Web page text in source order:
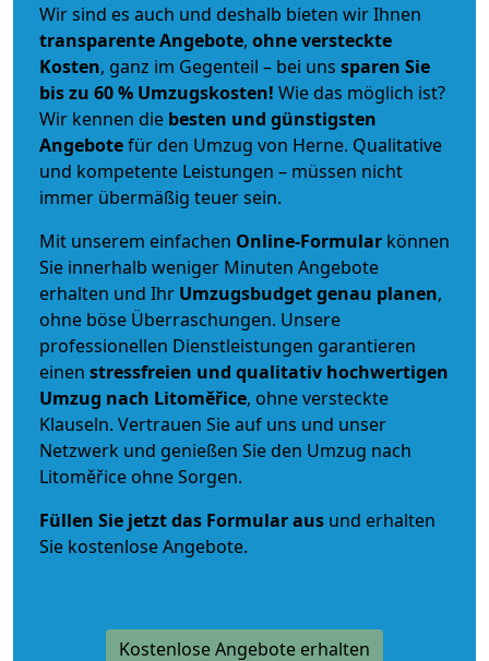
Wir sind es auch und deshalb bieten wir Ihnen
transparente Angebote, ohne versteckte
Kosten, ganz im Gegenteil – bei uns sparen Sie
bis zu 60 % Umzugskosten! Wie das möglich ist?
Wir kennen die besten und günstigsten
Angebotefür den Umzug von Herne. Qualitative
und kompetente Leistungen – müssen nicht
immer übermäßig teuer sein.
Mit unserem einfachen Online-Formular können
Sie innerhalb weniger Minuten Angebote
erhalten und Ihr Umzugsbudgetgenau planen,
ohne böse Überraschungen. Unsere
professionellen Dienstleistungen garantieren
einen stressfreien und qualitativ hochwertigen
Umzug nach Litoměřice, ohne versteckte
Klauseln. Vertrauen Sie auf uns und unser
Netzwerk und genießen Sie den Umzug nach
Litoměřice ohne Sorgen.
Füllen Sie jetzt das Formular aus und erhalten
Sie kostenlose Angebote.
Kostenlose Angebote erhalten